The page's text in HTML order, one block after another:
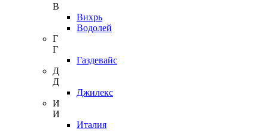
В
Вихрь
Водолей
Г
Г
Газдевайс
Д
Д
Джилекс
И
И
Италия